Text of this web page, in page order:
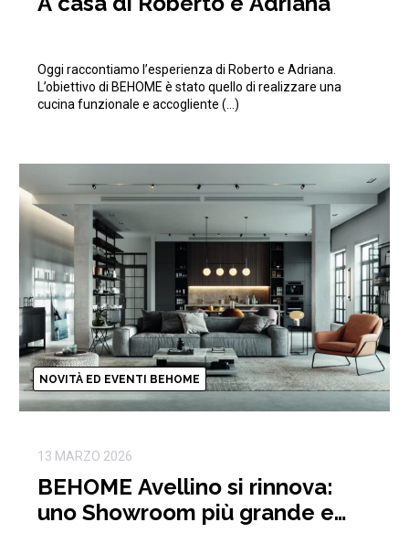
Oggi raccontiamo l’esperienza di Roberto e Adriana.
L’obiettivo di BEHOME è stato quello di realizzare una
cucina funzionale e accogliente (…)
NOVITÀ ED EVENTI BEHOME
13 MARZO 2026
BEHOME Avellino si rinnova:
uno Showroom più grande e